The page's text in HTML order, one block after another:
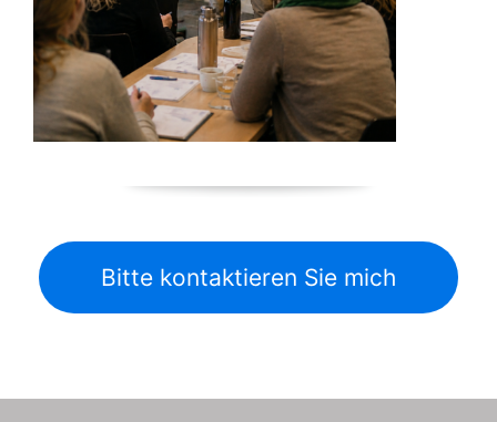
Bitte kontaktieren Sie mich